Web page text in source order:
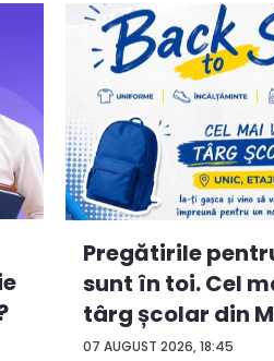
07 AUGUST 2026, 18:45
Pregătirile
sunt în toi. Cel
târg școlar din
con...